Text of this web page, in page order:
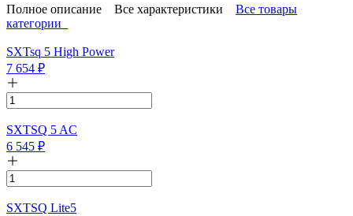
Полное описание
Все характеристики
Все товары
категории
SXTsq 5 High Power
7 654 ₽
SXTSQ 5 AC
6 545 ₽
SXTSQ Lite5